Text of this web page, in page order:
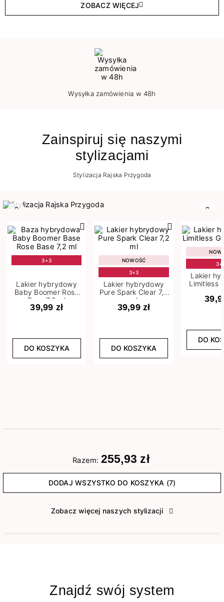
ZOBACZ WIĘCEJ
Wysyłka zamówienia w 48h
Zainspiruj się naszymi
stylizacjami
Stylizacja Rajska Przygoda
3+3
Lakier hybrydowy
Baby Boomer Rose
Base 7,2 ml
39,99 zł
DO KOSZYKA
NOWOŚĆ
3+3
Lakier hybrydowy
Pure Spark Clear 7,2
ml
39,99 zł
DO KOSZYKA
Lakier
Limitless
DO
Razem: 255,93 zł
DODAJ WSZYSTKO DO KOSZYKA (7)
Zobacz więcej naszych stylizacji
Znajdź swój system